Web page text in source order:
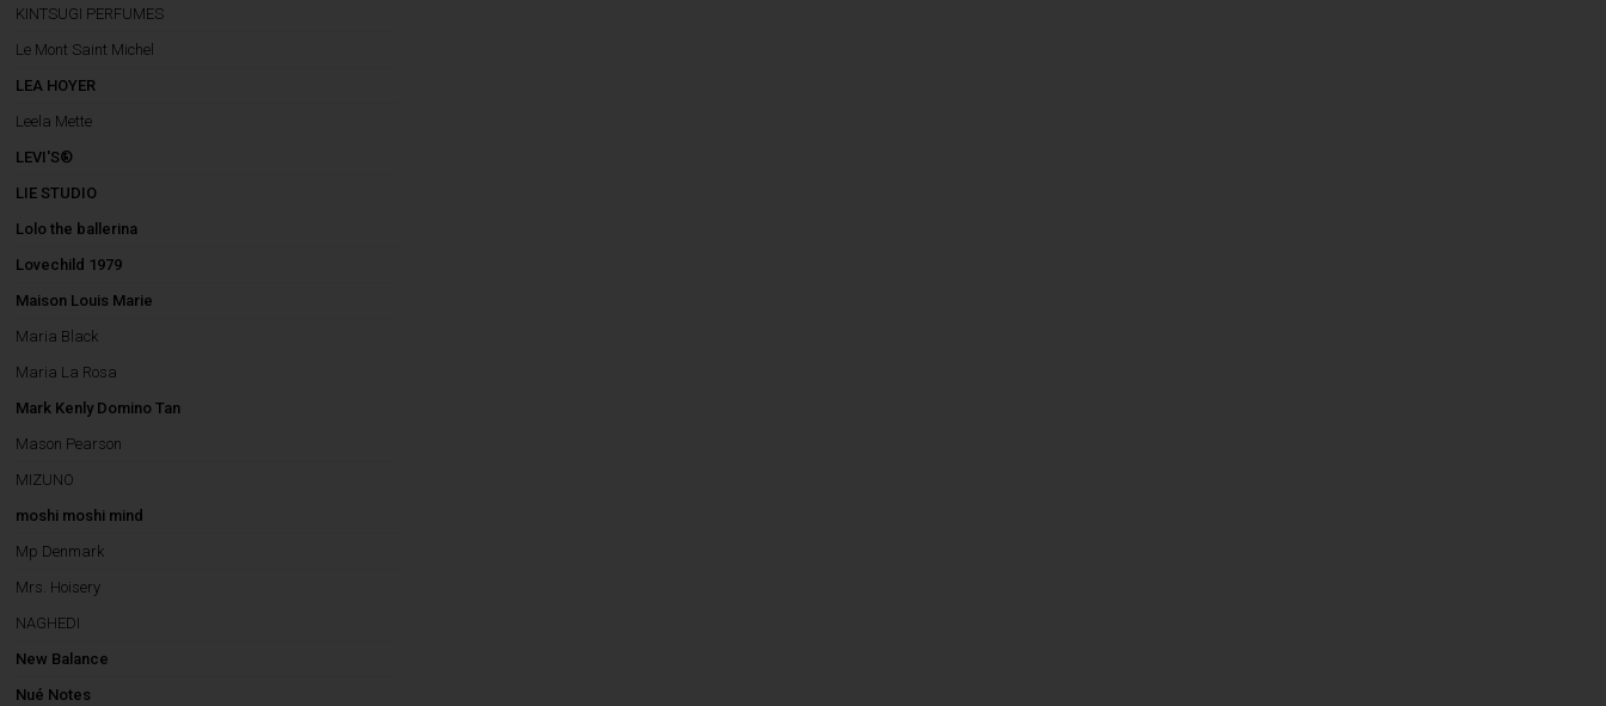
KINTSUGI PERFUMES
Le Mont Saint Michel
LEA HOYER
Leela Mette
LEVI'S®
LIE STUDIO
Lolo the ballerina
Lovechild 1979
Maison Louis Marie
Maria Black
Maria La Rosa
Mark Kenly Domino Tan
Mason Pearson
MIZUNO
moshi moshi mind
Mp Denmark
Mrs. Hoisery
NAGHEDI
New Balance
Nué Notes